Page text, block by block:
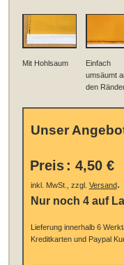
Mit Hohlsaum
Einfach
umsäumt
den
Unser
Preis : 4,50 €
inkl. MwSt., zzgl. Versand.
Nur noch 4 auf
Lieferung innerhalb 6
Kreditkarten und Paypal